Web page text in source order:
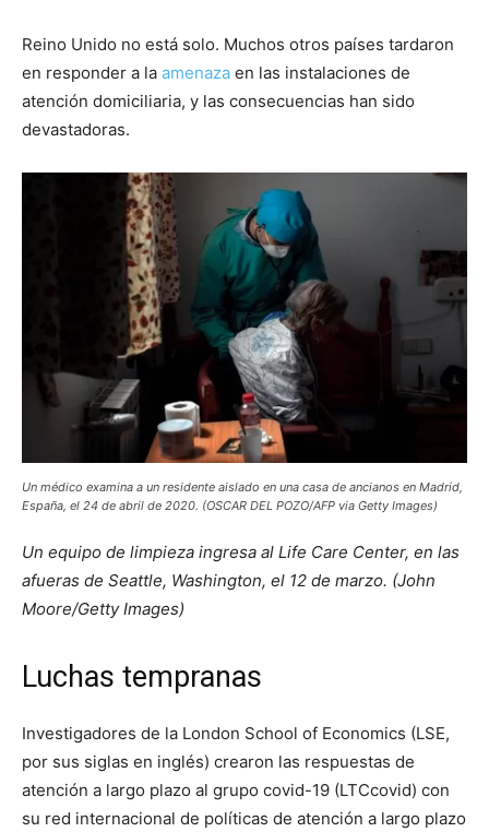
Reino Unido no está solo. Muchos otros países tardaron
en responder a la amenaza en las instalaciones de
atención domiciliaria, y las consecuencias han sido
devastadoras.
Un médico examina a un residente aislado en una casa de ancianos en Madrid,
España, el 24 de abril de 2020. (OSCAR DEL POZO/AFP via Getty Images)
Un equipo de limpieza ingresa al Life Care Center, en las
afueras de Seattle, Washington, el 12 de marzo. (John
Moore/Getty Images)
Luchas tempranas
Investigadores de la London School of Economics (LSE,
por sus siglas en inglés) crearon las respuestas de
atención a largo plazo al grupo covid-19 (LTCcovid) con
su red internacional de políticas de atención a largo plazo